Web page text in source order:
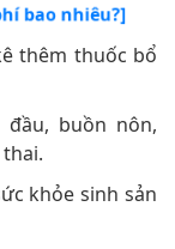
bao nhiêu?]
thêm thuốc bổ
buồn nôn,
khỏe sinh sản